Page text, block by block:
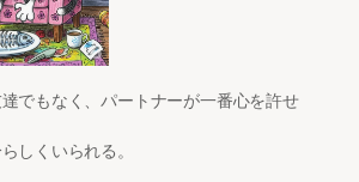
でもなく、パートナーが一番心を許せ
しくいられる。